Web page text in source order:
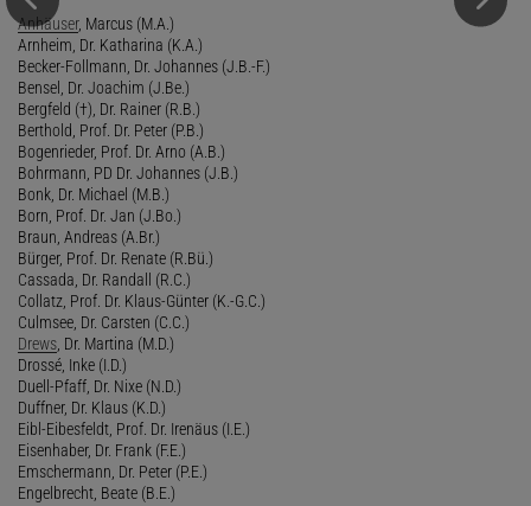
Anhäuser, Marcus (M.A.)
Arnheim, Dr. Katharina (K.A.)
Becker-Follmann, Dr. Johannes (J.B.-F.)
Bensel, Dr. Joachim (J.Be.)
Bergfeld (†), Dr. Rainer (R.B.)
Berthold, Prof. Dr. Peter (P.B.)
Bogenrieder, Prof. Dr. Arno (A.B.)
Bohrmann, PD Dr. Johannes (J.B.)
Bonk, Dr. Michael (M.B.)
Born, Prof. Dr. Jan (J.Bo.)
Braun, Andreas (A.Br.)
Bürger, Prof. Dr. Renate (R.Bü.)
Cassada, Dr. Randall (R.C.)
Collatz, Prof. Dr. Klaus-Günter (K.-G.C.)
Culmsee, Dr. Carsten (C.C.)
Drews , Dr. Martina (M.D.)
Drossé, Inke (I.D.)
Duell-Pfaff, Dr. Nixe (N.D.)
Duffner, Dr. Klaus (K.D.)
Eibl-Eibesfeldt, Prof. Dr. Irenäus (I.E.)
Eisenhaber, Dr. Frank (F.E.)
Emschermann, Dr. Peter (P.E.)
Engelbrecht, Beate (B.E.)